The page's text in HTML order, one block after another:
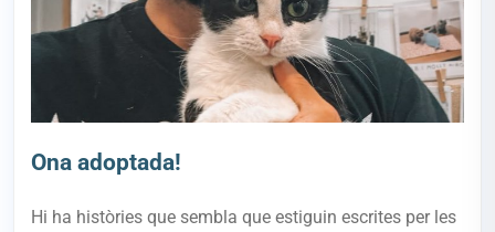
Ona adoptada!
Hi ha històries que sembla que estiguin escrites per les